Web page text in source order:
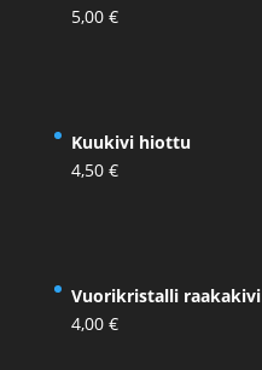
5,00 €
Kuukivi hiottu
4,50 €
Vuorikristalli raakakivi
4,00 €